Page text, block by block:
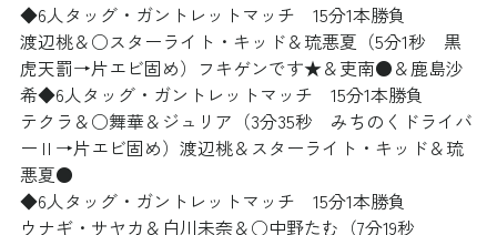
◆6人タッグ・ガントレットマッチ　15分1本勝負
渡辺桃＆○スターライト・キッド＆琉悪夏（5分1秒　黒
虎天罰→片エビ固め）フキゲンです★＆吏南●＆鹿島沙
希◆6人タッグ・ガントレットマッチ　15分1本勝負
テクラ＆○舞華＆ジュリア（3分35秒　みちのくドライバ
ーⅡ→片エビ固め）渡辺桃＆スターライト・キッド＆琉
悪夏●
◆6人タッグ・ガントレットマッチ　15分1本勝負
ウナギ・サヤカ＆白川未奈＆○中野たむ（7分19秒